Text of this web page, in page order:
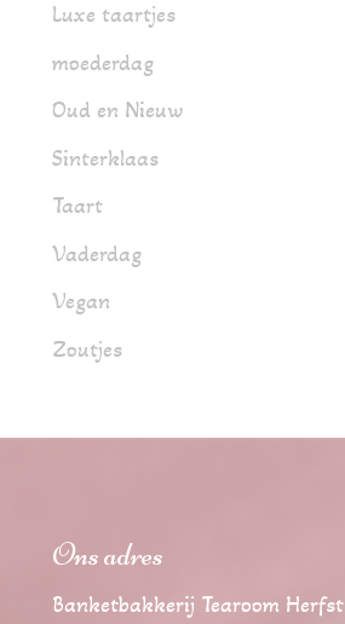
Luxe taartjes
moederdag
Oud en Nieuw
Sinterklaas
Taart
Vaderdag
Vegan
Zoutjes
Ons adres
Banketbakkerij Tearoom Herfst